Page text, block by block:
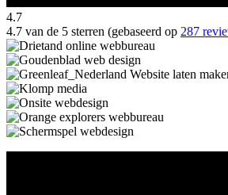
4.7
4.7 van de 5 sterren (gebaseerd op 287